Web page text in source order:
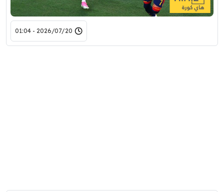
2026/07/20 - 01:04